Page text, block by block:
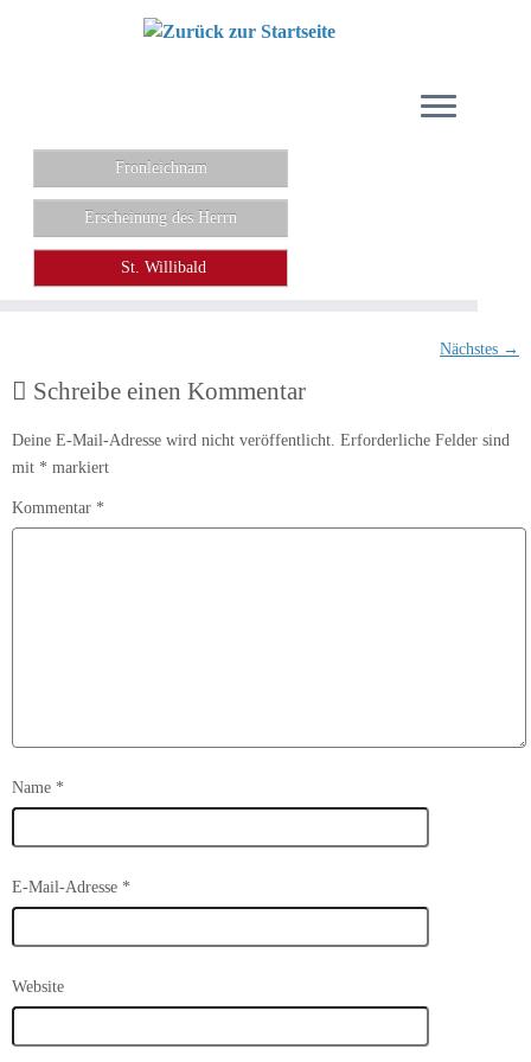
Fronleichnam
Erscheinung des Herrn
St. Willibald
Nächstes →
Schreibe einen Kommentar
Deine E-Mail-Adresse wird nicht veröffentlicht. Erforderliche Felder sind
mit * markiert
Kommentar *
Name *
E-Mail-Adresse *
Website